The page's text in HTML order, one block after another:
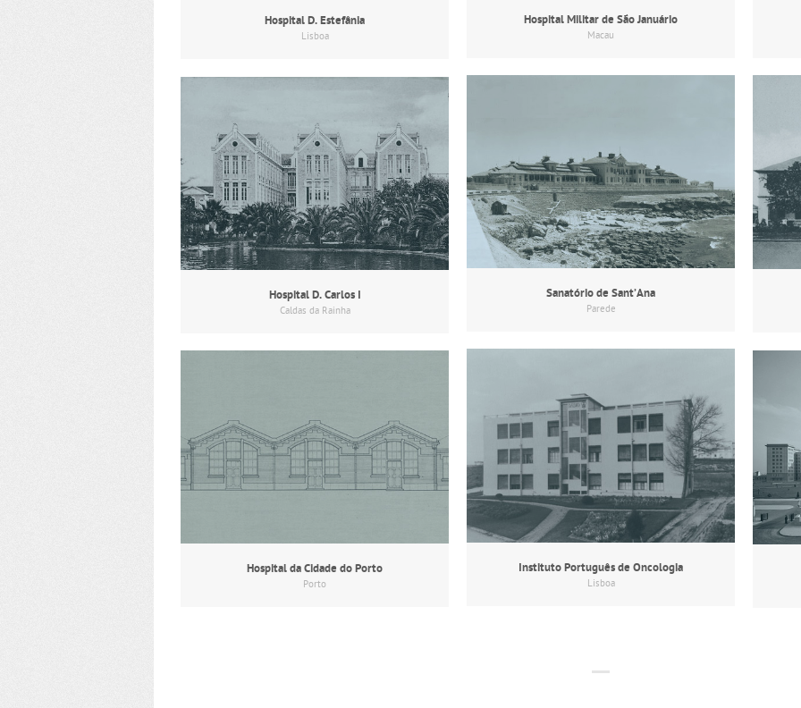
Hospital D. Estefânia
Lisboa
Hospital Militar de São Januário
Macau
Sanatório de Sant’Ana
Parede
Hospital D. Carlos I
Caldas da Rainha
Instituto Português de Oncologia
Lisboa
Hospital da Cidade do Porto
Porto